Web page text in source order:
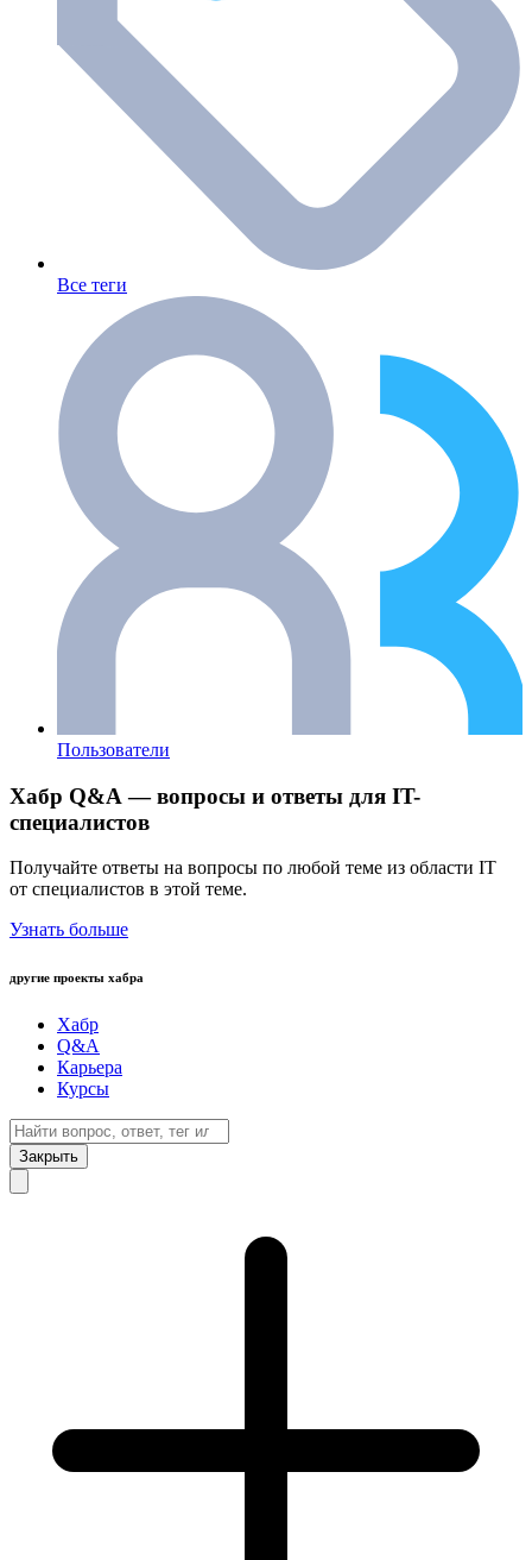
Все теги
Пользователи
Хабр Q&A — вопросы и ответы для IT-
специалистов
Получайте ответы на вопросы по любой теме из области IT
от специалистов в этой теме.
Узнать больше
другие проекты хабра
Хабр
Q&A
Карьера
Курсы
Закрыть